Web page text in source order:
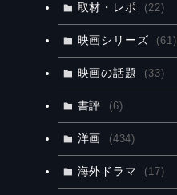
取材・レポ (22)
映画シリーズ (61)
映画の話題 (33)
書評 (6)
洋画 (434)
海外ドラマ (17)